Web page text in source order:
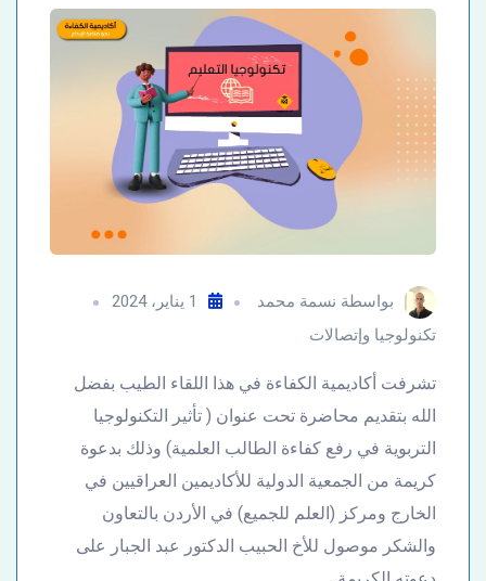
بواسطة نسمة محمد
1 يناير، 2024
تكنولوجيا وإتصالات
تشرفت أكاديمية الكفاءة في هذا اللقاء الطيب بفضل
الله بتقديم محاضرة تحت عنوان ( تأثير التكنولوجيا
التربوية في رفع كفاءة الطالب العلمية) وذلك بدعوة
كريمة من الجمعية الدولية للأكاديمين العراقيين في
الخارج ومركز (العلم للجميع) في الأردن بالتعاون
والشكر موصول للأخ الحبيب الدكتور عبد الجبار على